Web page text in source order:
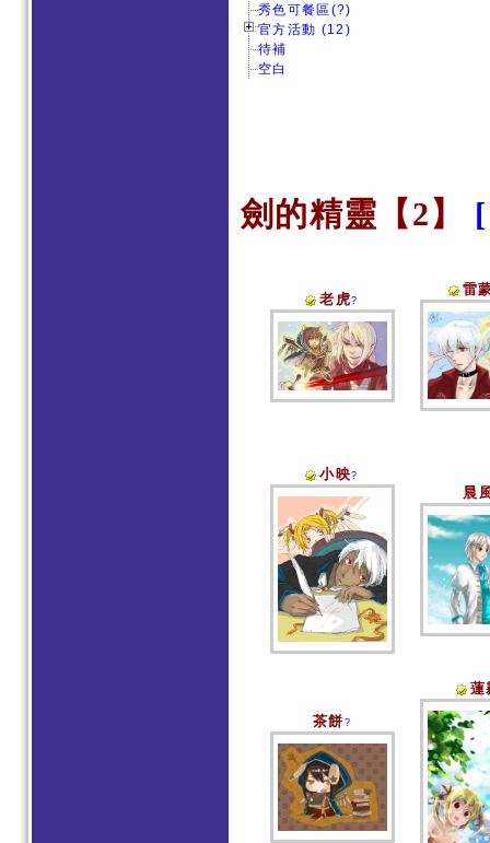
秀色可餐區(?)
官方活動 (12)
待補
空白
劍的精靈【2】
老虎?
雷
小映?
晨
茶餅 ?
蓮